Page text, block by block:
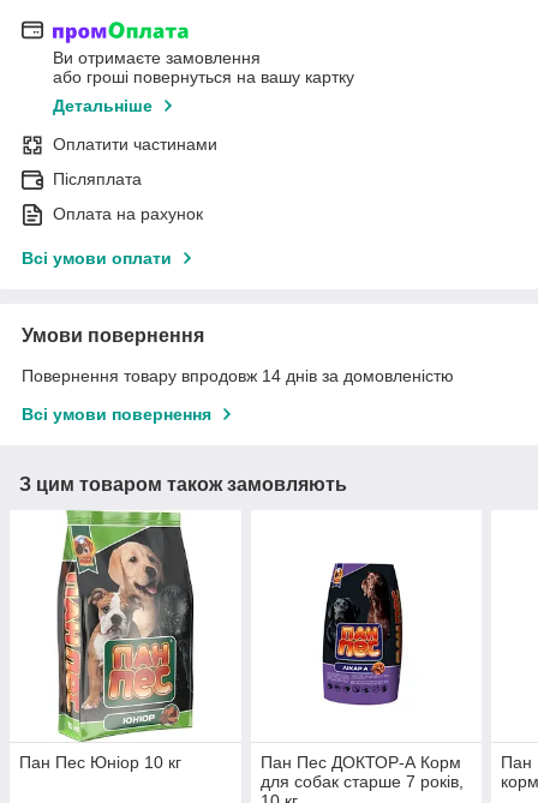
Ви отримаєте замовлення
або гроші повернуться на вашу картку
Детальніше
Оплатити частинами
Післяплата
Оплата на рахунок
Всі умови оплати
Умови повернення
Повернення товару впродовж 14 днів за домовленістю
Всі умови повернення
З цим товаром також замовляють
Пан Пес Юніор 10 кг
Пан Пес ДОКТОР-А Корм
для собак старше 7 років,
Пан